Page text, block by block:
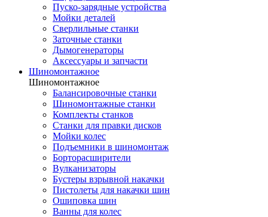
Пуско-зарядные устройства
Мойки деталей
Сверлильные станки
Заточные станки
Дымогенераторы
Аксессуары и запчасти
Шиномонтажное
Шиномонтажное
Балансировочные станки
Шиномонтажные станки
Комплекты станков
Станки для правки дисков
Мойки колес
Подъемники в шиномонтаж
Борторасширители
Вулканизаторы
Бустеры взрывной накачки
Пистолеты для накачки шин
Ошиповка шин
Ванны для колес